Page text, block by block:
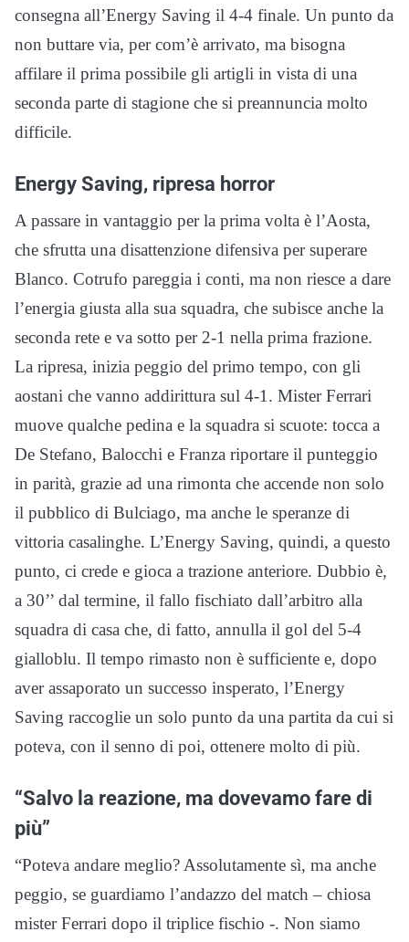
consegna all’Energy Saving il 4-4 finale. Un punto da
non buttare via, per com’è arrivato, ma bisogna
affilare il prima possibile gli artigli in vista di una
seconda parte di stagione che si preannuncia molto
difficile.
Energy Saving, ripresa horror
A passare in vantaggio per la prima volta è l’Aosta,
che sfrutta una disattenzione difensiva per superare
Blanco. Cotrufo pareggia i conti, ma non riesce a dare
l’energia giusta alla sua squadra, che subisce anche la
seconda rete e va sotto per 2-1 nella prima frazione.
La ripresa, inizia peggio del primo tempo, con gli
aostani che vanno addirittura sul 4-1. Mister Ferrari
muove qualche pedina e la squadra si scuote: tocca a
De Stefano, Balocchi e Franza riportare il punteggio
in parità, grazie ad una rimonta che accende non solo
il pubblico di Bulciago, ma anche le speranze di
vittoria casalinghe. L’Energy Saving, quindi, a questo
punto, ci crede e gioca a trazione anteriore. Dubbio è,
a 30’’ dal termine, il fallo fischiato dall’arbitro alla
squadra di casa che, di fatto, annulla il gol del 5-4
gialloblu. Il tempo rimasto non è sufficiente e, dopo
aver assaporato un successo insperato, l’Energy
Saving raccoglie un solo punto da una partita da cui si
poteva, con il senno di poi, ottenere molto di più.
“Salvo la reazione, ma dovevamo fare di
più”
“Poteva andare meglio? Assolutamente sì, ma anche
peggio, se guardiamo l’andazzo del match – chiosa
mister Ferrari dopo il triplice fischio -. Non siamo